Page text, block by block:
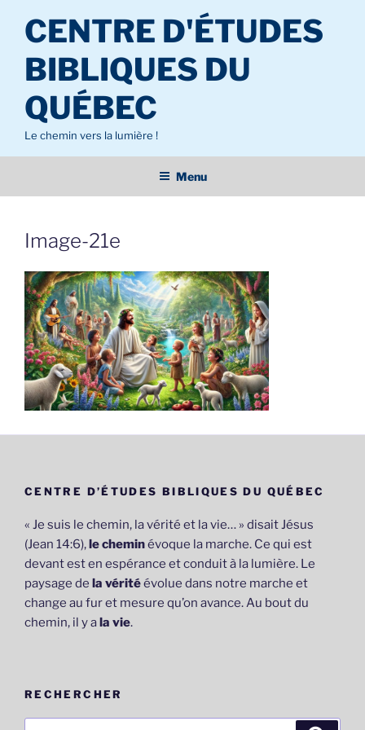
contenu
principal
CENTRE D'ÉTUDES
BIBLIQUES DU
QUÉBEC
Le chemin vers la lumière !
Menu
Image-21e
CENTRE D’ÉTUDES BIBLIQUES DU QUÉBEC
« Je suis le chemin, la vérité et la vie… » disait Jésus
(Jean 14:6),le cheminévoque la marche. Ce qui est
devant est en espérance et conduit à la lumière. Le
paysage de la véritéévolue dans notre marche et
change au fur et mesure qu’on avance. Au bout du
chemin, il y ala vie.
RECHERCHER